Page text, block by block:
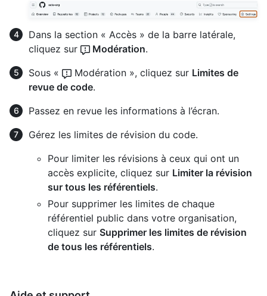
Dans la section « Accès » de la barre latérale,
cliquez sur
Modération.
Sous «
Modération », cliquez sur Limites de
revue de code.
Passez en revue les informations à l’écran.
Gérez les limites de révision du code.
Pour limiter les révisions à ceux qui ont un
accès explicite, cliquez sur Limiter la révision
sur tous les référentiels.
Pour supprimer les limites de chaque
référentiel public dans votre organisation,
cliquez sur Supprimer les limites de révision
de tous les référentiels.